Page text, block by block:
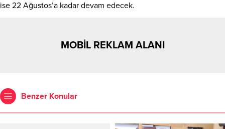
ise 22 Ağustos’a kadar devam edecek.
MOBİL REKLAM ALANI
Benzer Konular